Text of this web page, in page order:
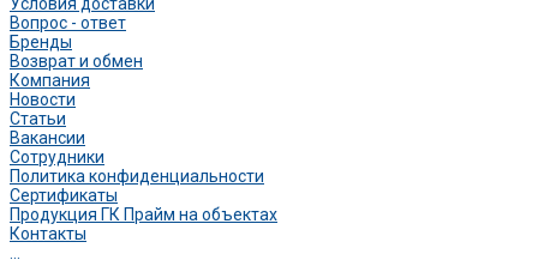
Вопрос - ответ
Бренды
Возврат и обмен
Компания
Новости
Статьи
Вакансии
Сотрудники
Политика конфиденциальности
Сертификаты
Продукция ГК Прайм на объектах
Контакты